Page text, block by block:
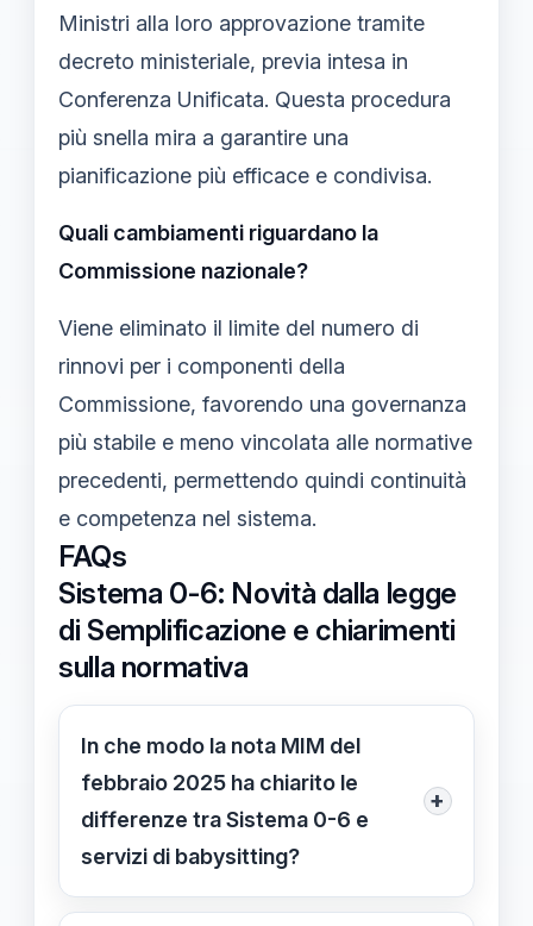
Ministri alla loro approvazione tramite
decreto ministeriale, previa intesa in
Conferenza Unificata. Questa procedura
più snella mira a garantire una
pianificazione più efficace e condivisa.
Quali cambiamenti riguardano la
Commissione nazionale?
Viene eliminato il limite del numero di
rinnovi per i componenti della
Commissione, favorendo una governanza
più stabile e meno vincolata alle normative
precedenti, permettendo quindi continuità
e competenza nel sistema.
FAQs
Sistema 0-6: Novità dalla legge
di Semplificazione e chiarimenti
sulla normativa
In che modo la nota MIM del
febbraio 2025 ha chiarito le
differenze tra Sistema 0-6 e
servizi di babysitting?
+
La nota MIM ha precisato che il